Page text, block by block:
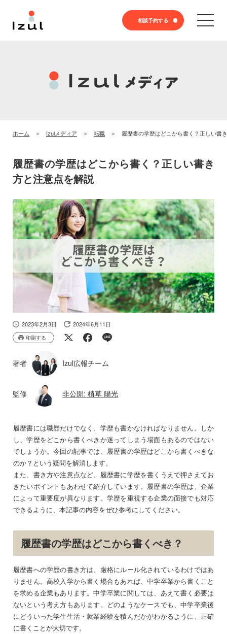
相談予約する
ホーム Izulメディア 転職 履歴書の学歴はどこから書く？正しい書
履歴書の学歴はどこから書く？正しい書き
方と注意点を解説
2023年2月3日 2024年6月11日
印刷する
著者 Izul広報チーム
監修 非公開: 植草 陽光
履歴書には職歴だけでなく、学歴も書かなければなりません。しか
し、学歴をどこから書くべきか迷ってしまう場面もあるのではない
でしょうか。今回の記事では、履歴書の学歴はどこから書くべきな
のか？という疑問を解消します。
また、書き方や注意点など、履歴書に学歴を書くうえで押さえてお
きたいポイントもあわせて紹介しています。履歴書の学歴は、企業
によって重要度が異なります。学歴を重視する企業の面接でも対応
できるように、本記事の内容をぜひ参考にしてください。
履歴書の学歴はどこから書くべき？
履歴書への学歴の書き方は、厳格にルール化されているわけではあ
りません。高校入学から書く場合もあれば、中学卒業から書くこと
を求める企業もあります。中学卒業に関しては、あえて書く必要は
ないという考え方もあります。どのようなケースでも、中学卒業後
にどういった学生生活・就業経験を積んだかがわかるように、正確
に書くことが大切です。